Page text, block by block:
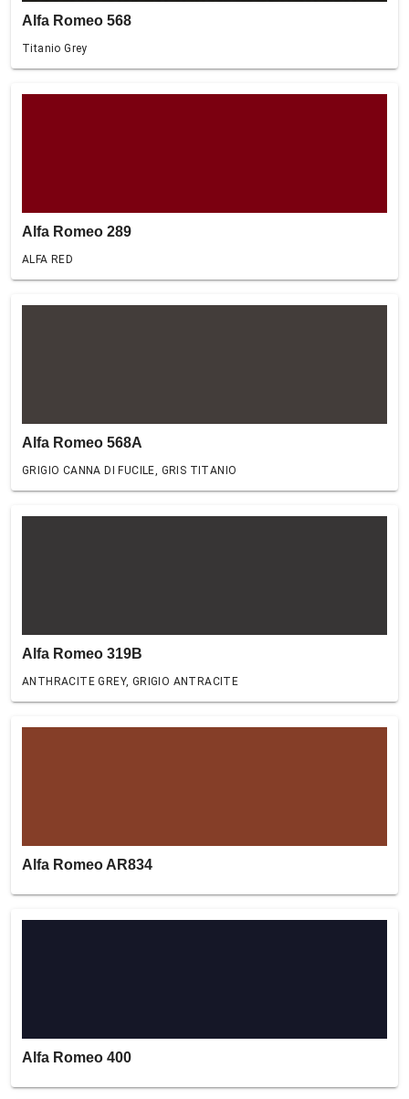
Alfa Romeo 568
Titanio Grey
Alfa Romeo 289
ALFA RED
Alfa Romeo 568A
GRIGIO CANNA DI FUCILE, GRIS TITANIO
Alfa Romeo 319B
ANTHRACITE GREY, GRIGIO ANTRACITE
Alfa Romeo AR834
Alfa Romeo 400